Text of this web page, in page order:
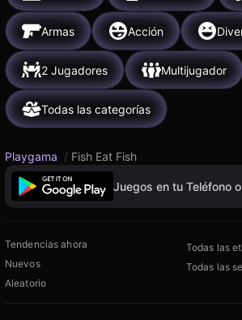
Armas Acción
2 Jugadores Multijugador
Todas las categorías
Playgama / Fish Eat Fish
Juegos en tu Teléfono
Tendencias ahora
Nuevos
Aleatorio
Todas las
Todas las